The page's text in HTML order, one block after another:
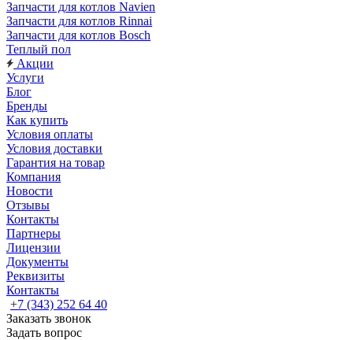
Запчасти для котлов Navien
Запчасти для котлов Rinnai
Запчасти для котлов Bosch
Теплый пол
Акции
Услуги
Блог
Бренды
Как купить
Условия оплаты
Условия доставки
Гарантия на товар
Компания
Новости
Отзывы
Контакты
Партнеры
Лицензии
Документы
Реквизиты
Контакты
+7 (343) 252 64 40
Заказать звонок
Задать вопрос